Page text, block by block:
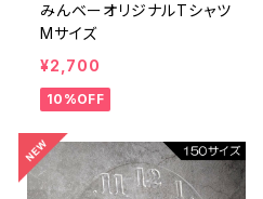
みんベーオリジナルTシャツ
Mサイズ
¥2,700
10%OFF